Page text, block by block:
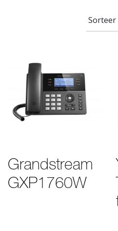
Grandstream
GXP1760W